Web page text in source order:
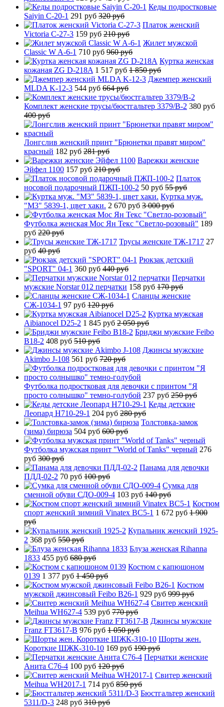
Кеды подростковые
Saiyin C-20-1 291 руб 320 руб
Платок женский
Victoria C-27-3 159 руб 210 руб
Жилет мужской
Classic W A-6-1 710 руб 960 руб
Куртка женская
кожаная ZG D-218A 1 517 руб 1 850 руб
Джемпер женский
MLDA K-12-3 544 руб 664 руб
Комплект женские трусы/бюстгальтер 3379/B-2 380 руб
400 руб
Лонгслив женский принт "Брюнетки правят миром"
красный 182 руб 281 руб
Варежки женские
Эйфел 1100 157 руб 210 руб
Платок
носовой подарочный ПЖП-100-2 50 руб 55 руб
Куртка муж.
"М3" 5839-1, цвет хаки. 2 670 руб 3 000 руб
Футболка женская Мос Ян Текс "Светло-розовый" 189
руб 220 руб
Трусы женские ТЖ-1717 27
руб 40 руб
Рюкзак детский
"SPORT" 04-1 360 руб 440 руб
Перчатки
мужские Norstar 012 перчатки 158 руб 170 руб
Сланцы женские
СЖ-1034-1 97 руб 120 руб
Куртка мужская
Aibianocel D25-2 1 845 руб 2 050 руб
Бриджи мужские Feibo
B18-2 408 руб 510 руб
Джинсы мужские
Akimbo J-108 561 руб 720 руб
Футболка подростковая для девочки с принтом "Я
просто солнышко" темно-голубой 237 руб 250 руб
Кеды детские
Леопард H710-29-1 204 руб 280 руб
Толстовка-замок
(зима) бирюза 504 руб 600 руб
Футболка мужская принт "World of Tanks" черный 276
руб 300 руб
Панама для девочки
ПДД-02-2 70 руб 100 руб
Сумка для
сменной обуви СДО-009-4 103 руб 140 руб
Костюм
спорт женский зимний Vinatex BC5-1 1 672 руб 1 900
руб
Купальник женский 1925-
2 368 руб 550 руб
Блуза женская Rihanna
1833 455 руб 680 руб
Костюм с капюшоном
0139 1 377 руб 1 450 руб
Костюм
мужской джинсовый Feibo B26-1 929 руб 999 руб
Свитер женский
Meihua WH627-4 539 руб 770 руб
Джинсы мужские
Franz FT3617-B 976 руб 1 050 руб
Шорты жен.
Короткие ШЖК-310-10 169 руб 190 руб
Перчатки женские
Анита C76-4 100 руб 120 руб
Свитер женский
Meihua WH2017-1 714 руб 850 руб
Бюстгальтер женский
5311/D-3 248 руб 310 руб